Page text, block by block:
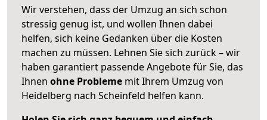
Wir verstehen, dass der Umzug an sich schon
stressig genug ist, und wollen Ihnen dabei
helfen, sich keine Gedanken über die Kosten
machen zu müssen. Lehnen Sie sich zurück – wir
haben garantiert passende Angebote für Sie, das
Ihnen ohne Probleme mit Ihrem Umzug von
Heidelberg nach Scheinfeld helfen kann.